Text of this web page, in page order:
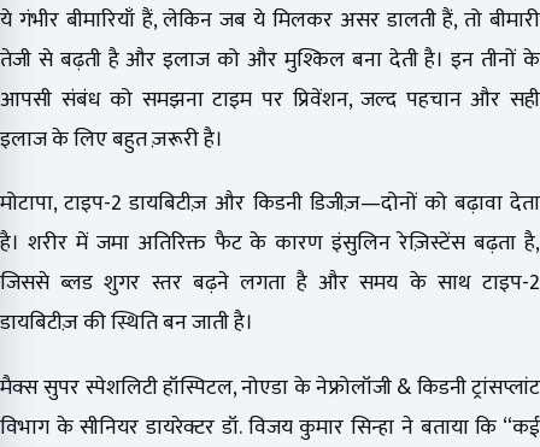
ये गंभीर बीमारियाँ हैं, लेकिन जब ये मिलकर असर डालती हैं, तो बीमारी
तेजी से बढ़ती है और इलाज को और मुश्किल बना देती है। इन तीनों के
आपसी संबंध को समझना टाइम पर प्रिवेंशन, जल्द पहचान और सही
इलाज के लिए बहुत ज़रूरी है।
मोटापा, टाइप-2 डायबिटीज़ और किडनी डिजीज़—दोनों को बढ़ावा देता
है। शरीर में जमा अतिरिक्त फैट के कारण इंसुलिन रेज़िस्टेंस बढ़ता है,
जिससे ब्लड शुगर स्तर बढ़ने लगता है और समय के साथ टाइप-2
डायबिटीज़ की स्थिति बन जाती है।
मैक्स सुपर स्पेशलिटी हॉस्पिटल, नोएडा के नेफ्रोलॉजी & किडनी ट्रांसप्लांट
विभाग के सीनियर डायरेक्टर डॉ. विजय कुमार सिन्हा ने बताया कि “कई